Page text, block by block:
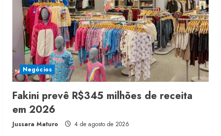
Negócios
Fakini prevê R$345 milhões de receita
em 2026
Jussara Maturo 4 de agosto de 2026